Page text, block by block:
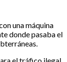
una máquina
donde pasaba el
el tráfico ilegal